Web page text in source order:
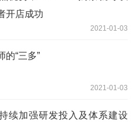
开店成功
2021-01-03
的“三多”
2021-01-03
续加强研发投入及体系建设